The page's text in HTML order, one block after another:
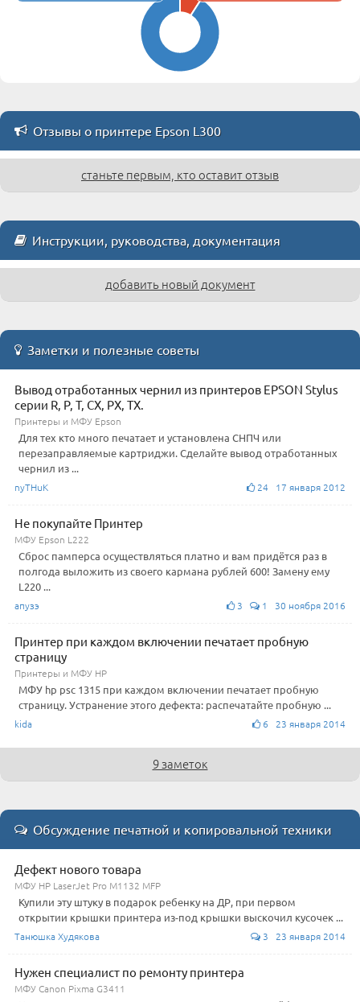
Отзывы о принтере Epson L300
станьте первым, кто оставит отзыв
Инструкции, руководства, документация
добавить новый документ
Заметки и полезные советы
Вывод отработанных чернил из принтеров EPSON Stylus
серии R, P, T, CX, PX, TX.
Принтеры и МФУ Epson
Для тех кто много печатает и установлена СНПЧ или
перезаправляемые картриджи. Сделайте вывод отработанных
чернил из ...
nyTHuK 24 17 января 2012
Не покупайте Принтер
МФУ Epson L222
Сброс памперса осуществляться платно и вам придётся раз в
полгода выложить из своего кармана рублей 600! Замену ему
L220 ...
апузэ 3 1 30 ноября 2016
Принтер при каждом включении печатает пробную
страницу
Принтеры и МФУ HP
МФУ hp psc 1315 при каждом включении печатает пробную
страницу. Устранение этого дефекта: распечатайте пробную ...
kida 6 23 января 2014
9 заметок
Обсуждение печатной и копировальной техники
Дефект нового товара
МФУ HP LaserJet Pro M1132 MFP
Купили эту штуку в подарок ребенку на ДР, при первом
открытии крышки принтера из-под крышки выскочил кусочек ...
Танюшка Худякова 3 23 января 2014
Нужен специалист по ремонту принтера
МФУ Canon Pixma G3411